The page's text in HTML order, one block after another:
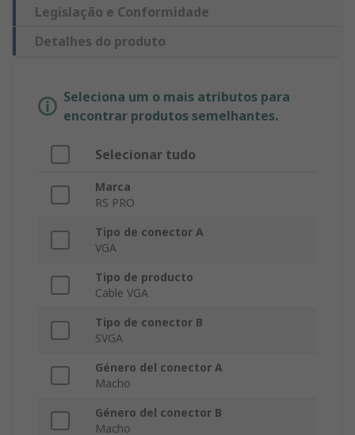
Legislação e Conformidade
Detalhes do produto
Seleciona um o mais atributos para
encontrar produtos semelhantes.
Selecionar tudo
Marca
RS PRO
Tipo de conector A
VGA
Tipo de producto
Cable VGA
Tipo de conector B
SVGA
Género del conector A
Macho
Género del conector B
Macho